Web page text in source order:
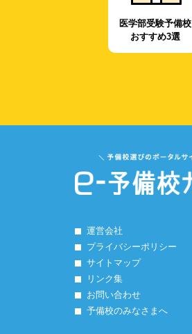
医学部受験予備校
おすすめ3選
運営会社
プライバシーポリシー
サイトマップ
リンク集
お問い合わせ
予備校のみなさまへ